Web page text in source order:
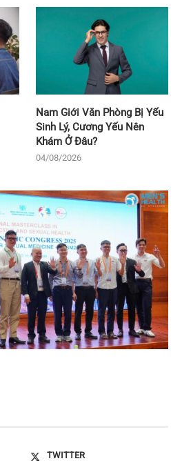
Nam Giới Văn Phòng Bị Yếu
Sinh Lý, Cương Yếu Nên
Khám Ở Đâu?
04/08/2026
TWITTER